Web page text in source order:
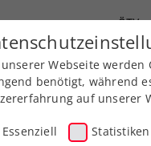
ÖTV
Ausbildungen
Webseite werden
benötigt, während
auf unserer
Essenziell Statistiken